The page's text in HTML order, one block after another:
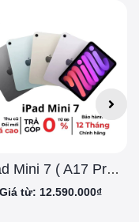
iPad Mini 7 ( A17 Pro )
Giá từ: 12.590.000₫